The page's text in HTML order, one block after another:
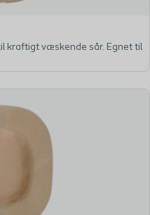
kraftigt væskende sår. Egnet til